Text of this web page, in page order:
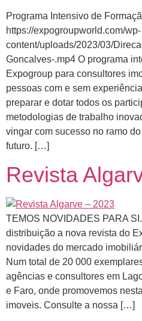
Programa Intensivo de
https://expogroupworld.com/wp-
content/uploads/2023/03/
Goncalves-.mp4 O programa
Expogroup para consultores
pessoas com e sem
preparar e dotar todos os
metodologias de trabalho
vingar com sucesso no ramo
futuro. […]
Revista
TEMOS NOVIDADES PARA
distribuição a nova revista do
novidades do mercado
Num total de 20 000
agências e consultores em
e Faro, onde promovemos
imoveis. Consulte a nossa […]